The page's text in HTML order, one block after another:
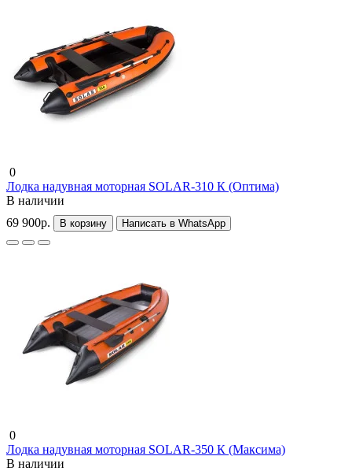
0
Лодка надувная моторная SOLAR-310 К (Оптима)
В наличии
69 900р.
В корзину Написать в WhatsApp
0
Лодка надувная моторная SOLAR-350 К (Максима)
В наличии